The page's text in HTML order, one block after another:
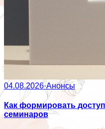
04.08.2026·Анонсы
Как формировать
семинаров